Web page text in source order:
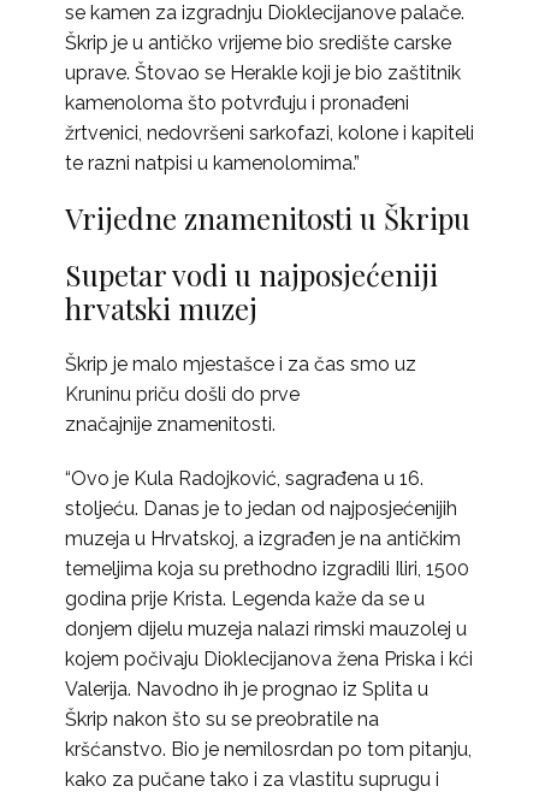
se kamen za izgradnju Dioklecijanove palače.
Škrip je u antičko vrijeme bio središte carske
uprave. Štovao se Herakle koji je bio zaštitnik
kamenoloma što potvrđuju i pronađeni
žrtvenici, nedovršeni sarkofazi, kolone i kapiteli
te razni natpisi u kamenolomima.”
Vrijedne znamenitosti u Škripu
Supetar vodi u najposjećeniji
hrvatski muzej
Škrip je malo mjestašce i za čas smo uz
Kruninu priču došli do prve
značajnije znamenitosti.
“Ovo je Kula Radojković, sagrađena u 16.
stoljeću. Danas je to jedan od najposjećenijih
muzeja u Hrvatskoj, a izgrađen je na antičkim
temeljima koja su prethodno izgradili Iliri, 1500
godina prije Krista. Legenda kaže da se u
donjem dijelu muzeja nalazi rimski mauzolej u
kojem počivaju Dioklecijanova žena Priska i kći
Valerija. Navodno ih je prognao iz Splita u
Škrip nakon što su se preobratile na
kršćanstvo. Bio je nemilosrdan po tom pitanju,
kako za pučane tako i za vlastitu suprugu i